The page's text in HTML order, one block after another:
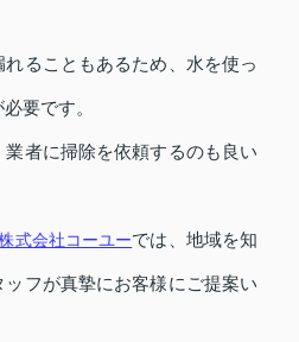
ることもあるため、水を使っ
要です。
業者に掃除を依頼するのも良い
式会社コーユーでは、地域を知
ッフが真摯にお客様にご提案い